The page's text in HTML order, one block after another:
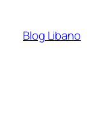
Blog Libano